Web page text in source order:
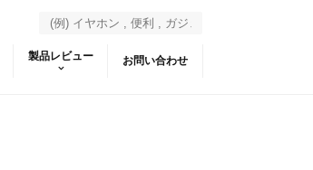
製品レビュー お問い合わせ